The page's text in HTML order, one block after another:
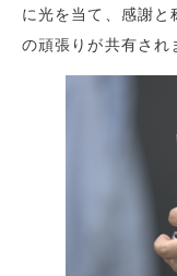
に光を当て、感謝と
の頑張りが共有され